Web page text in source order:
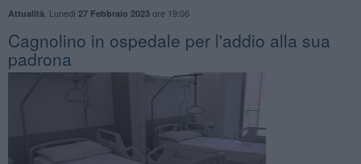
Attualità Lunedì 27 Febbraio 2023ore 19:06
Cagnolino in ospedale per l'addio alla sua
padrona